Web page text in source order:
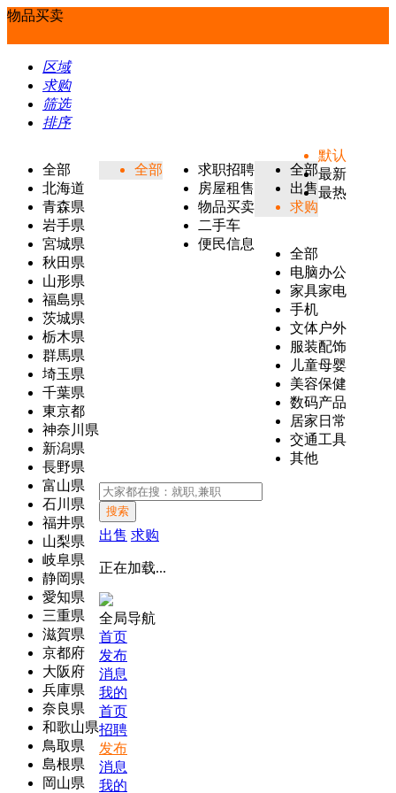
物品买卖
区域
求购
筛选
排序
全部
北海道
青森県
岩手県
宮城県
秋田県
山形県
福島県
茨城県
栃木県
群馬県
埼玉県
千葉県
東京都
神奈川県
新潟県
長野県
富山県
石川県
福井県
山梨県
岐阜県
静岡県
愛知県
三重県
滋賀県
京都府
大阪府
兵庫県
奈良県
和歌山県
鳥取県
島根県
岡山県
全部
求职招聘
房屋租售
物品买卖
二手车
便民信息
全部
出售
求购
全部
电脑办公
家具家电
手机
文体户外
服装配饰
儿童母婴
美容保健
数码产品
居家日常
交通工具
其他
默认
最新
最热
搜索
出售 求购
正在加载...
全局导航
首页
发布
消息
我的
首页
招聘
发布
消息
我的